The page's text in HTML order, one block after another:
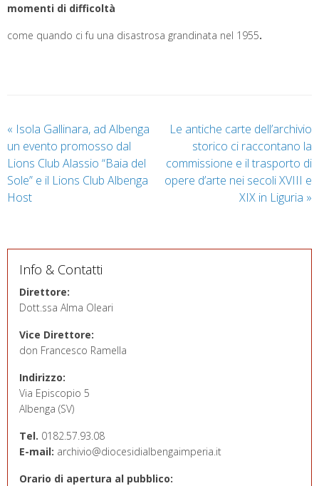
momenti di difficoltà
come quando ci fu una disastrosa grandinata nel 1955.
« Isola Gallinara, ad Albenga
un evento promosso dal
Lions Club Alassio “Baia del
Sole” e il Lions Club Albenga
Host
Le antiche carte dell’archivio
storico ci raccontano la
commissione e il trasporto di
opere d’arte nei secoli XVIII e
XIX in Liguria »
Info & Contatti
Direttore:
Dott.ssa Alma Oleari
Vice Direttore:
don Francesco Ramella
Indirizzo:
Via Episcopio 5
Albenga (SV)
Tel. 0182.57.93.08
E-mail: archivio@diocesidialbengaimperia.it
Orario di apertura al pubblico: